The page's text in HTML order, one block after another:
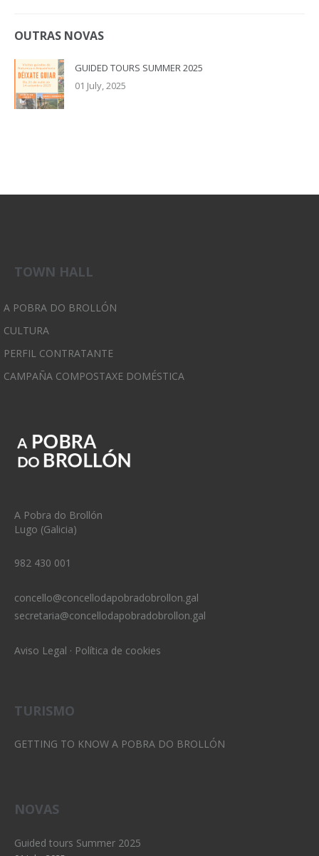
OUTRAS NOVAS
GUIDED TOURS SUMMER 2025
01 July, 2025
TOWN HALL
A POBRA DO BROLLÓN
CULTURA
PERFIL CONTRATANTE
CAMPAÑA COMPOSTAXE DOMÉSTICA
A Pobra do Brollón
Lugo (Galicia)
982 430 001
concello@concellodapobradobrollon.gal
secretaria@concellodapobradobrollon.gal
Aviso Legal · Política de cookies
TURISMO
GETTING TO KNOW A POBRA DO BROLLÓN
NOVAS
Guided tours Summer 2025